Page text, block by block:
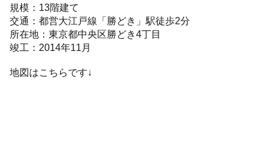
規模：13階建て
交通：都営大江戸線「勝どき」駅徒歩2分
所在地：東京都中央区勝どき4丁目
竣工：2014年11月
地図はこちらです↓